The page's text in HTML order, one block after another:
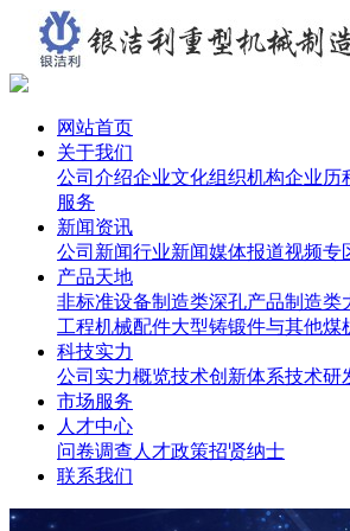
网站首页
关于我们
公司介绍企业文化组织机构企业历
服务
新闻资讯
公司新闻行业新闻媒体报道视频专
产品天地
非标准设备制造类深孔产品制造类
工程机械配件大型铸锻件与其他煤
科技实力
公司实力概览技术创新体系技术研
市场服务
人才中心
问卷调查 人才政策招贤纳士
联系我们